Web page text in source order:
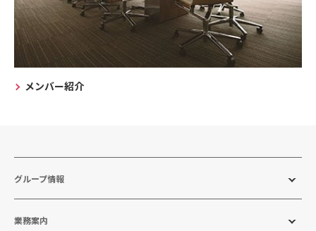
メンバー紹介
グループ情報
業務案内